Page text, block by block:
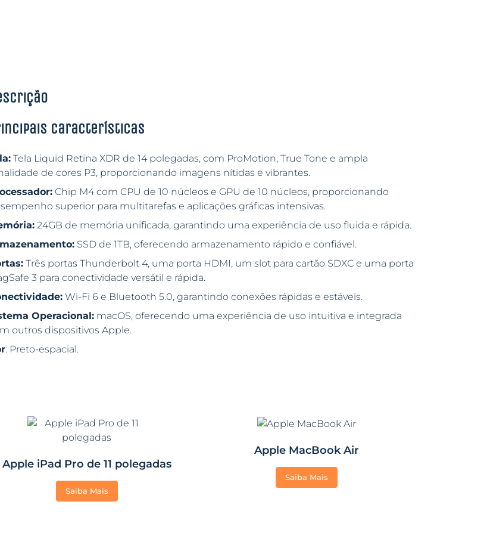
características
Tela Liquid Retina XDR de 14 polegadas, com ProMotion, True Tone e ampla
de cores P3, proporcionando imagens nítidas e vibrantes.
Chip M4 com CPU de 10 núcleos e GPU de 10 núcleos, proporcionando
superior para multitarefas e aplicações gráficas intensivas.
24GB de memória unificada, garantindo uma experiência de uso fluida e rápida.
SSD de 1TB, oferecendo armazenamento rápido e confiável.
Três portas Thunderbolt 4, uma porta HDMI, um slot para cartão SDXC e uma porta
3 para conectividade versátil e rápida.
Wi-Fi 6 e Bluetooth 5.0, garantindo conexões rápidas e estáveis.
Operacional:macOS, oferecendo uma experiência de uso intuitiva e integrada
outros dispositivos Apple.
: Preto-espacial.
Apple iPad Pro de 11 polegadas
Saiba Mais
Apple MacBook Air
Saiba Mais